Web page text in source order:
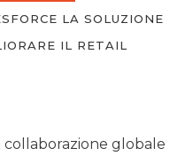
LA SOLUZIONE
IL RETAIL
globale